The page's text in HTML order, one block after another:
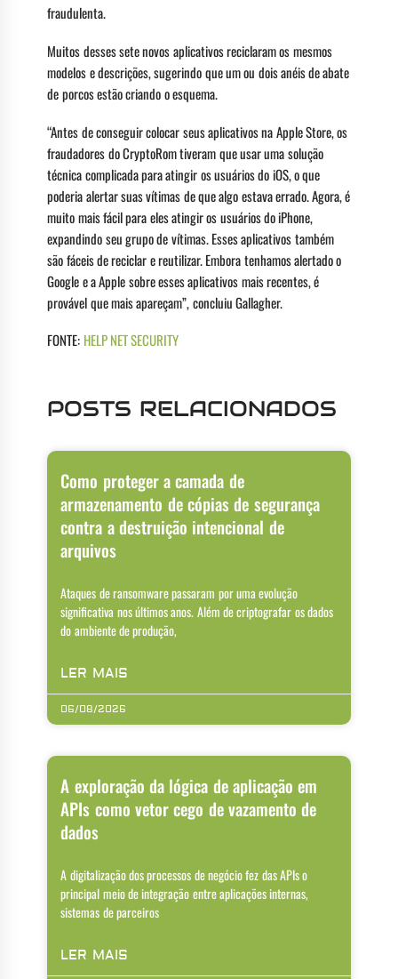
fraudulenta.
Muitos desses sete novos aplicativos reciclaram os mesmos
modelos e descrições, sugerindo que um ou dois anéis de abate
de porcos estão criando o esquema.
“Antes de conseguir colocar seus aplicativos na Apple Store, os
fraudadores do CryptoRom tiveram que usar uma solução
técnica complicada para atingir os usuários do iOS, o que
poderia alertar suas vítimas de que algo estava errado. Agora, é
muito mais fácil para eles atingir os usuários do iPhone,
expandindo seu grupo de vítimas. Esses aplicativos também
são fáceis de reciclar e reutilizar. Embora tenhamos alertado o
Google e a Apple sobre esses aplicativos mais recentes, é
provável que mais apareçam”, concluiu Gallagher.
FONTE: HELP NET SECURITY
POSTS RELACIONADOS
Como proteger a camada de
armazenamento de cópias de segurança
contra a destruição intencional de
arquivos
Ataques de ransomware passaram por uma evolução
significativa nos últimos anos. Além de criptografar os dados
do ambiente de produção,
LER MAIS
06/08/2026
A exploração da lógica de aplicação em
APIs como vetor cego de vazamento de
dados
A digitalização dos processos de negócio fez das APIs o
principal meio de integração entre aplicações internas,
sistemas de parceiros
LER MAIS